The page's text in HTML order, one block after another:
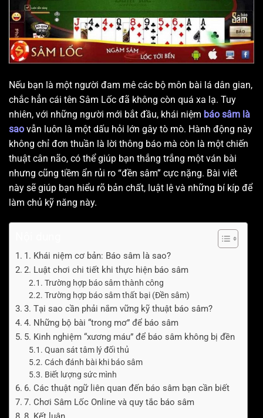
Nếu bạn là một người đam mê các bộ môn bài lá dân gian,
chắc hẳn cái tên Sâm Lốc đã không còn quá xa lạ. Tuy
nhiên, với những người mới bắt đầu, khái niệm báo sâm là
sao vẫn luôn là một dấu hỏi lớn gây tò mò. Hành động này
không chỉ đơn thuần là lời thông báo mà còn là một chiến
thuật cân não, có thể giúp bạn thắng trắng một ván bài
nhưng cũng tiềm ẩn rủi ro “đền sâm” cực nặng. Bài viết
này sẽ giúp bạn hiểu rõ bản chất, luật lệ và những bí kíp để
làm chủ kỹ năng này.
1. Khái niệm cơ bản: Báo sâm là sao?
2. Luật chơi chi tiết khi thực hiện báo sâm
Trường hợp báo sâm thành công
Trường hợp báo sâm thất bại (Đền sâm)
3. Tại sao cần phải nắm vững kỹ thuật báo sâm?
4. Những bộ bài “trong mơ” để báo sâm
5. Kinh nghiệm “xương máu” để báo sâm không bị đền
Quan sát tâm lý đối thủ
Cách đánh bài khi báo sâm
Biết lượng sức mình
6. Các thuật ngữ liên quan đến báo sâm bạn cần biết
7. Chơi Sâm Lốc Online và quy tắc báo sâm